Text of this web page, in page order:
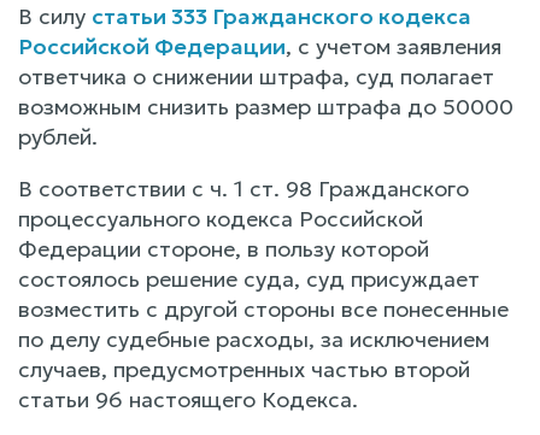
В силу статьи 333 Гражданского кодекса
Российской Федерации, с учетом заявления
ответчика о снижении штрафа, суд полагает
возможным снизить размер штрафа до 50000
рублей.
В соответствии с ч. 1 ст. 98 Гражданского
процессуального кодекса Российской
Федерации стороне, в пользу которой
состоялось решение суда, суд присуждает
возместить с другой стороны все понесенные
по делу судебные расходы, за исключением
случаев, предусмотренных частью второй
статьи 96 настоящего Кодекса.